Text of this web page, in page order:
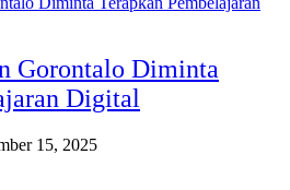
Gorontalo Diminta
Digital
15, 2025